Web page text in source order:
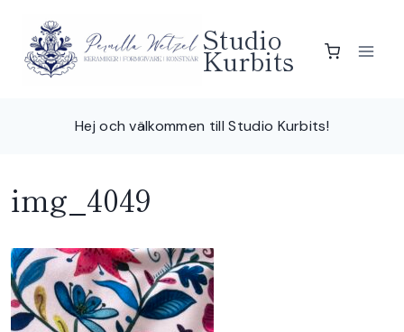
content
Studio
Kurbits
Hej och välkommen till Studio Kurbits!
img_4049